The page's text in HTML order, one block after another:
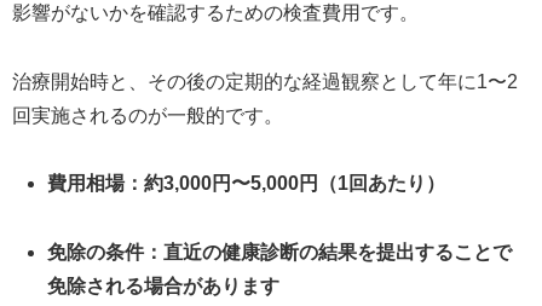
影響がないかを確認するための検査費用です。
治療開始時と、その後の定期的な経過観察として年に1〜2
回実施されるのが一般的です。
費用相場：約3,000円〜5,000円（1回あたり）
免除の条件：直近の健康診断の結果を提出することで
免除される場合があります